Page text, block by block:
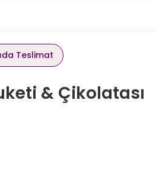
Teslimat
& Çikolatası